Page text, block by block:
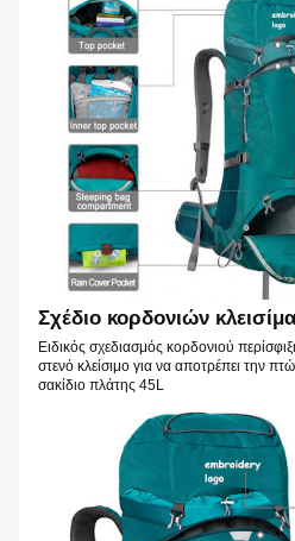
Σχέδιο κορδονιών
Ειδικός σχεδιασμός κορδονιού
στενό κλείσιμο για να αποτρέπει την
σακίδιο πλάτης 45L